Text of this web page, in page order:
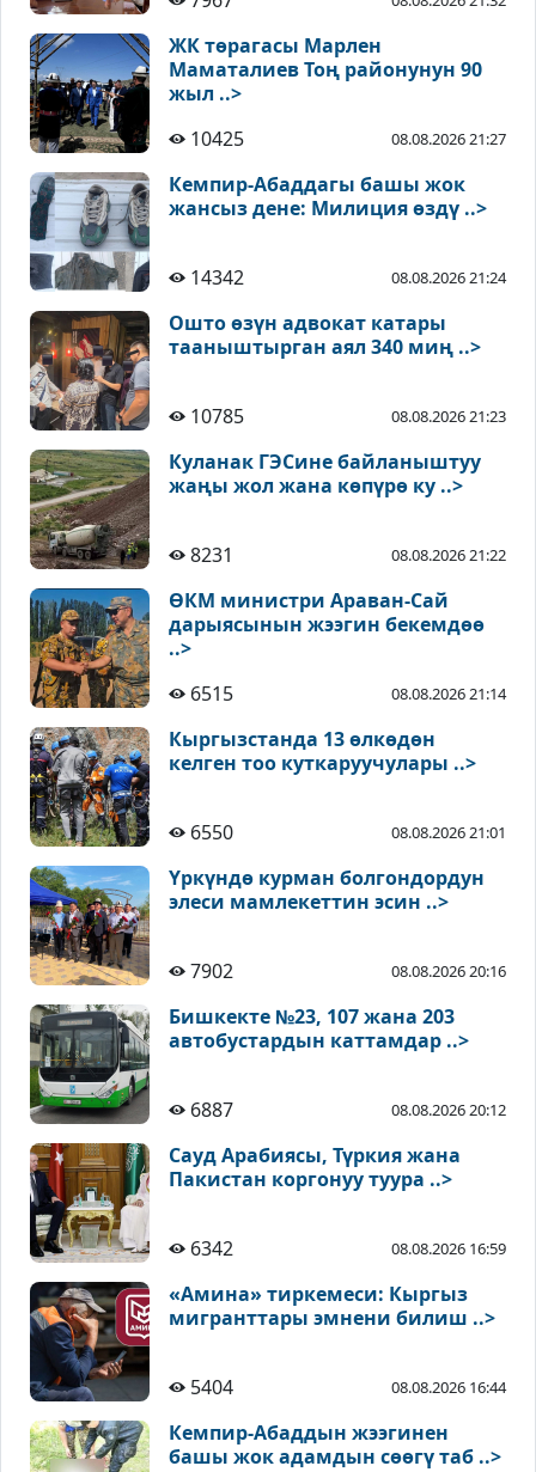
ЖК төрагасы Марлен
Маматалиев Тоң районунун 90
жыл ..>
10425
08.08.2026 21:27
Кемпир-Абаддагы башы жок
жансыз дене: Милиция өздү ..>
14342 08.08.2026 21:24
Ошто өзүн адвокат катары
тааныштырган аял 340 миң ..>
10785 08.08.2026 21:23
Куланак ГЭСине байланыштуу
жаңы жол жана көпүрө ку ..>
8231 08.08.2026 21:22
ӨКМ министри Араван-Сай
дарыясынын жээгин бекемдөө
..>
6515
08.08.2026 21:14
Кыргызстанда 13 өлкөдөн
келген тоо куткаруучулары ..>
6550 08.08.2026 21:01
Үркүндө курман болгондордун
элеси мамлекеттин эсин ..>
7902 08.08.2026 20:16
Бишкекте №23, 107 жана 203
автобустардын каттамдар ..>
6887 08.08.2026 20:12
Сауд Арабиясы, Түркия жана
Пакистан коргонуу туура ..>
6342 08.08.2026 16:59
«Амина» тиркемеси: Кыргыз
мигранттары эмнени билиш ..>
5404 08.08.2026 16:44
Кемпир-Абаддын жээгинен
башы жок адамдын сөөгү таб ..>